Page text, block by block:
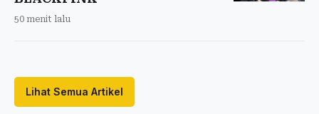
50 menit lalu
Lihat Semua Artikel